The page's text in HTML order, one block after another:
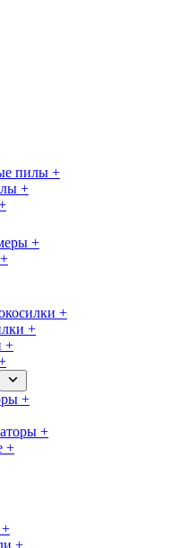
пилы +
+
+
+
+
+
+
+
+
+